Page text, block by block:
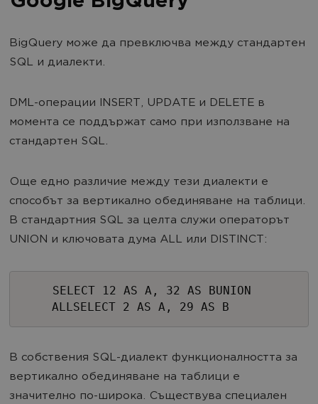
BigQuery може да превключва между стандартен
SQL и диалекти.
DML-операции INSERT, UPDATE и DELETE в
момента се поддържат само при използване на
стандартен SQL.
Още едно различие между тези диалекти е
способът за вертикално обединяване на таблици.
В стандартния SQL за целта служи операторът
UNION и ключовата дума ALL или DISTINCT:
SELECT 12 AS A, 32 AS BUNION
ALLSELECT 2 AS A, 29 AS B
В собствения SQL-диалект функционалността за
вертикално обединяване на таблици е
значително по-широка. Съществува специален